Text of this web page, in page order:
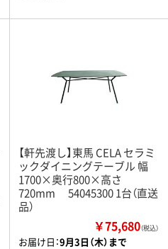
【軒先渡し】東馬 CELA セラミ
ックダイニングテーブル 幅
1700×奥行800×高さ
720mm 54045300 1台（直送
品）
￥75,680（税込）
お届け日：9月3日（木）まで